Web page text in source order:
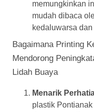
memungkinkan
mudah dibaca
kedaluwarsa
Bagaimana Printing
Mendorong
Lidah Buaya
Menarik
plastik